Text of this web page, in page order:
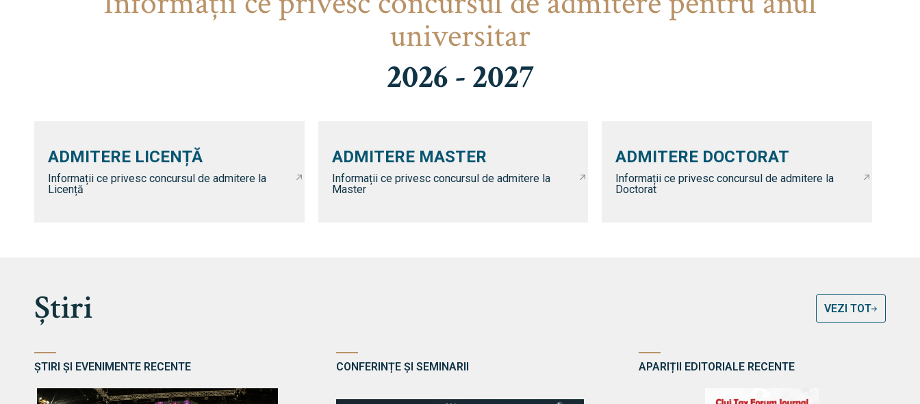
universitar
2026 - 2027
ADMITERE LICENȚĂ
Informații ce privesc concursul de admitere la
Licență
ADMITERE MASTER
Informații ce privesc concursul de admitere la
Master
ADMITERE DOCTORAT
Informații ce privesc concursul de admitere la
Doctorat
Știri VEZI TOT
ȘTIRI ȘI EVENIMENTE RECENTE CONFERINȚE ȘI SEMINARII APARIȚII EDITORIALE RECENTE